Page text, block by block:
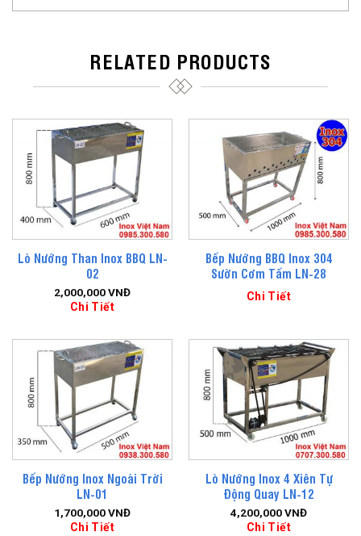
RELATED PRODUCTS
Lò Nướng Than Inox BBQ LN-
02
2,000,000VNĐ
Chi Tiết
Bếp Nướng BBQ Inox 304
Sườn Cơm Tấm LN-28
Chi Tiết
Bếp Nướng Inox Ngoài Trời
LN-01
1,700,000VNĐ
Chi Tiết
Lò Nướng Inox 4 Xiên Tự
Động Quay LN-12
4,200,000VNĐ
Chi Tiết